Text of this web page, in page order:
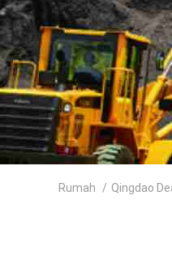
Rumah / Qingdao